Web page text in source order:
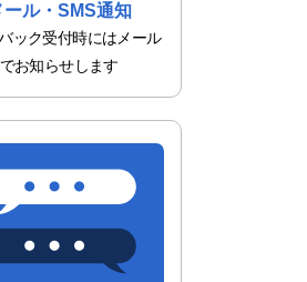
ール・SMS通知
ック受付時にはメール
お知らせします